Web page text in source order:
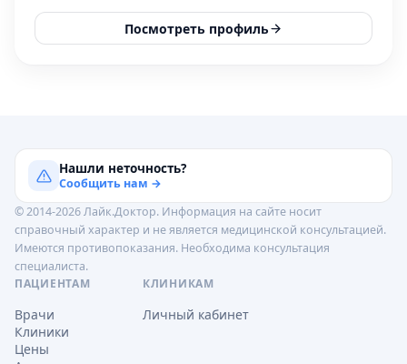
Посмотреть профиль
Нашли неточность?
Сообщить нам →
© 2014-2026 Лайк.Доктор. Информация на сайте носит
справочный характер и не является медицинской консультацией.
Имеются противопоказания. Необходима консультация
специалиста.
ПАЦИЕНТАМ
Врачи
Клиники
Цены
КЛИНИКАМ
Личный кабинет